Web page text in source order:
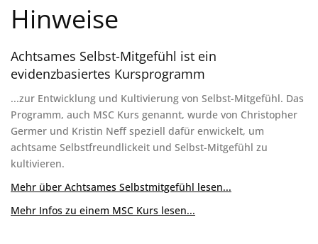
Hinweise
Achtsames Selbst-Mitgefühl ist ein
evidenzbasiertes Kursprogramm
...zur Entwicklung und Kultivierung von Selbst-Mitgefühl. Das
Programm, auch MSC Kurs genannt, wurde von Christopher
Germer und Kristin Neff speziell dafür enwickelt, um
achtsame Selbstfreundlickeit und Selbst-Mitgefühl zu
kultivieren.
Mehr über Achtsames Selbstmitgefühl lesen...
Mehr Infos zu einem MSC Kurs lesen...